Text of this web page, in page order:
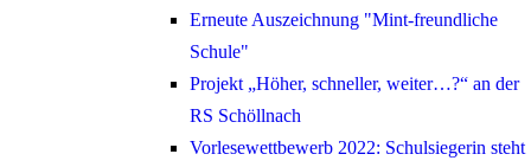
Erneute Auszeichnung "Mint-freundliche
Schule"
Projekt „Höher, schneller, weiter…?“ an der
RS Schöllnach
Vorlesewettbewerb 2022: Schulsiegerin steht